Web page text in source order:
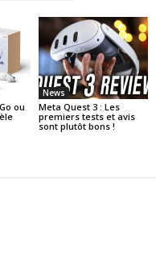
ou
News
Meta Quest 3 : Les
premiers tests et avis
sont plutôt bons !